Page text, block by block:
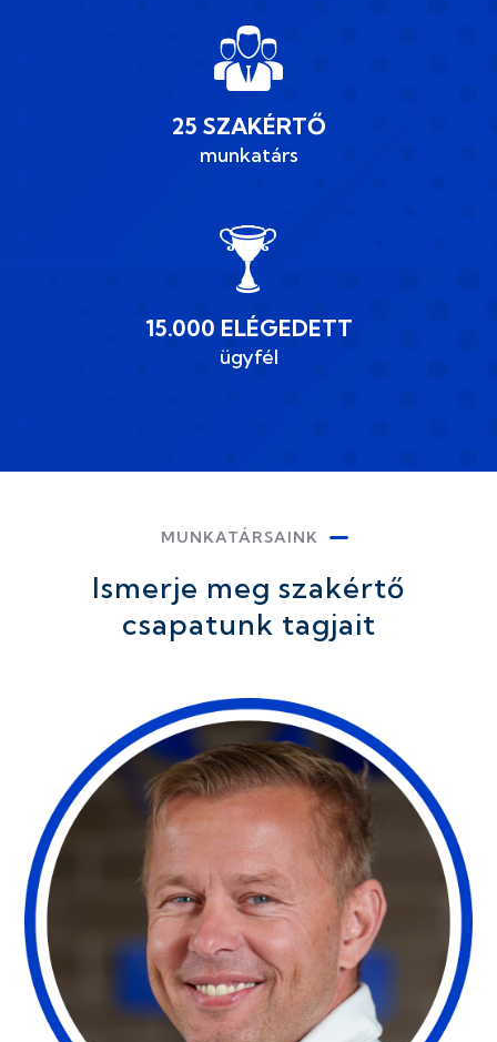
25 SZAKÉRTŐ
munkatárs
15.000 ELÉGEDETT
ügyfél
MUNKATÁRSAINK
Ismerje meg szakértő
csapatunk tagjait